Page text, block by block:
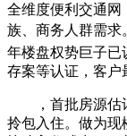
全维度便利交通网
族、商务人群需
年楼盘权势巨子已
存案等认证，客户
，首批房源估计
拎包入住。做为现